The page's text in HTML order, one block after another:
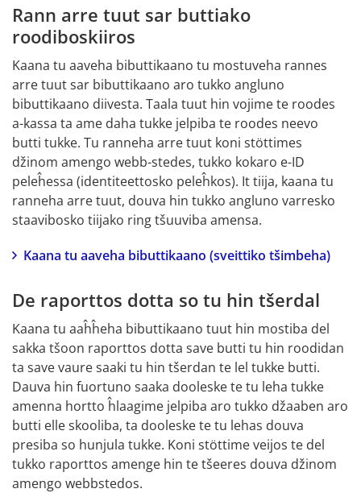
Rann arre tuut sar buttiako
roodiboskiiros
Kaana tu aaveha bibuttikaano tu mostuveha rannes
arre tuut sar bibuttikaano aro tukko angluno
bibuttikaano diivesta. Taala tuut hin vojime te roodes
a-kassa ta ame daha tukke jelpiba te roodes neevo
butti tukke. Tu ranneha arre tuut koni stöttimes
džinom amengo webb-stedes, tukko kokaro e-ID
peleĥessa (identiteettosko peleĥkos). It tiija, kaana tu
ranneha arre tuut, douva hin tukko angluno varresko
staavibosko tiijako ring tšuuviba amensa.
Kaana tu aaveha bibuttikaano (sveittiko tšimbeha)
De raporttos dotta so tu hin tšerdal
Kaana tu aaĥĥeha bibuttikaano tuut hin mostiba del
sakka tšoon raporttos dotta save butti tu hin roodidan
ta save vaure saaki tu hin tšerdan te lel tukke butti.
Dauva hin fuortuno saaka dooleske te tu leha tukke
amenna hortto ĥlaagime jelpiba aro tukko džaaben aro
butti elle skooliba, ta dooleske te tu lehas douva
presiba so hunjula tukke. Koni stöttime veijos te del
tukko raporttos amenge hin te tšeeres douva džinom
amengo webbstedos.